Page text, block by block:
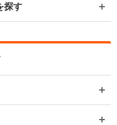
探す